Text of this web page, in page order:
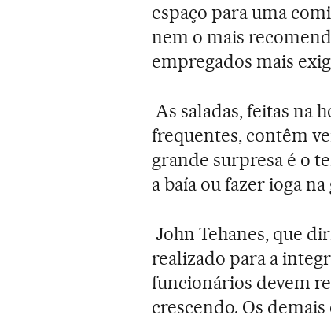
espaço para uma
nem o mais
empregados mais
As saladas, feitas na
frequentes, contêm
grande surpresa é o
a baía ou fazer ioga na
John Tehanes, que
realizado para a
funcionários devem
crescendo. Os